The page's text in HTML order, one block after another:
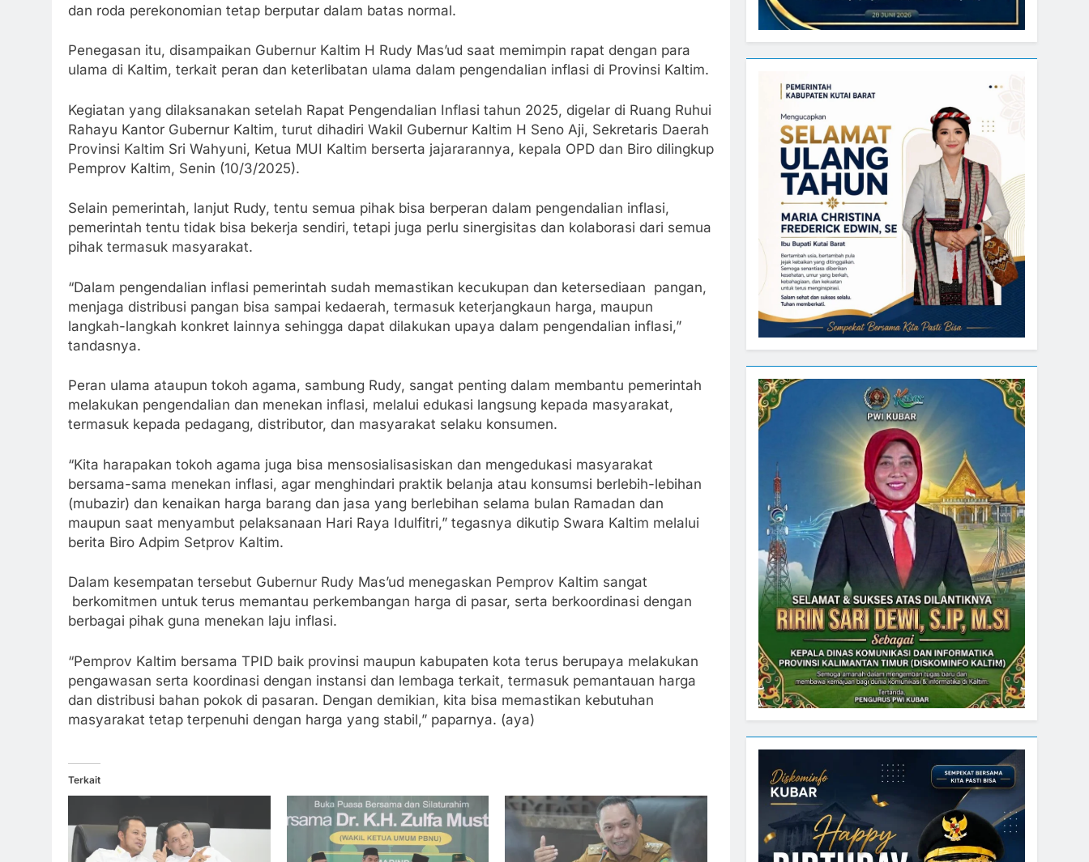
dan roda perekonomian tetap berputar dalam batas normal.
Penegasan itu, disampaikan Gubernur Kaltim H Rudy Mas’ud saat memimpin rapat dengan para
ulama di Kaltim, terkait peran dan keterlibatan ulama dalam pengendalian inflasi di Provinsi Kaltim.
Kegiatan yang dilaksanakan setelah Rapat Pengendalian Inflasi tahun 2025, digelar di Ruang Ruhui
Rahayu Kantor Gubernur Kaltim, turut dihadiri Wakil Gubernur Kaltim H Seno Aji, Sekretaris Daerah
Provinsi Kaltim Sri Wahyuni, Ketua MUI Kaltim berserta jajararannya, kepala OPD dan Biro dilingkup
Pemprov Kaltim, Senin (10/3/2025).
Selain pemerintah, lanjut Rudy, tentu semua pihak bisa berperan dalam pengendalian inflasi,
pemerintah tentu tidak bisa bekerja sendiri, tetapi juga perlu sinergisitas dan kolaborasi dari semua
pihak termasuk masyarakat.
“Dalam pengendalian inflasi pemerintah sudah memastikan kecukupan dan ketersediaan pangan,
menjaga distribusi pangan bisa sampai kedaerah, termasuk keterjangkaun harga, maupun
langkah-langkah konkret lainnya sehingga dapat dilakukan upaya dalam pengendalian inflasi,”
tandasnya.
Peran ulama ataupun tokoh agama, sambung Rudy, sangat penting dalam membantu pemerintah
melakukan pengendalian dan menekan inflasi, melalui edukasi langsung kepada masyarakat,
termasuk kepada pedagang, distributor, dan masyarakat selaku konsumen.
“Kita harapakan tokoh agama juga bisa mensosialisasiskan dan mengedukasi masyarakat
bersama-sama menekan inflasi, agar menghindari praktik belanja atau konsumsi berlebih-lebihan
(mubazir) dan kenaikan harga barang dan jasa yang berlebihan selama bulan Ramadan dan
maupun saat menyambut pelaksanaan Hari Raya Idulfitri,” tegasnya dikutip Swara Kaltim melalui
berita Biro Adpim Setprov Kaltim.
Dalam kesempatan tersebut Gubernur Rudy Mas’ud menegaskan Pemprov Kaltim sangat
berkomitmen untuk terus memantau perkembangan harga di pasar, serta berkoordinasi dengan
berbagai pihak guna menekan laju inflasi.
“Pemprov Kaltim bersama TPID baik provinsi maupun kabupaten kota terus berupaya melakukan
pengawasan serta koordinasi dengan instansi dan lembaga terkait, termasuk pemantauan harga
dan distribusi bahan pokok di pasaran. Dengan demikian, kita bisa memastikan kebutuhan
masyarakat tetap terpenuhi dengan harga yang stabil,” paparnya. (aya)
Terkait